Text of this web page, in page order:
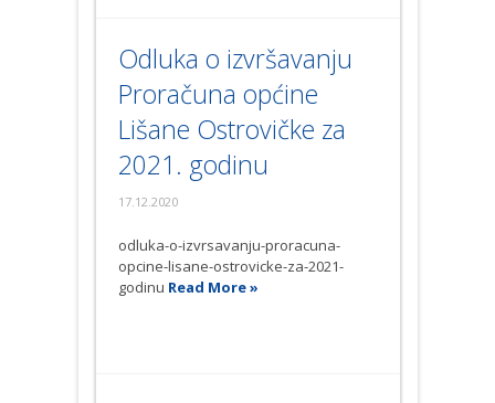
Odluka o izvršavanju
Proračuna općine
Lišane Ostrovičke za
2021. godinu
17.12.2020
odluka-o-izvrsavanju-proracuna-
opcine-lisane-ostrovicke-za-2021-
godinu Read More »